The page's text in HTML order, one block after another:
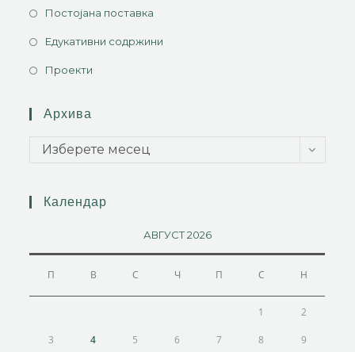
Постојана поставка
Едукативни содржини
Проекти
Архива
Изберете месец
Календар
АВГУСТ 2026
П В С Ч П С Н
1 2
3 4 5 6 7 8 9